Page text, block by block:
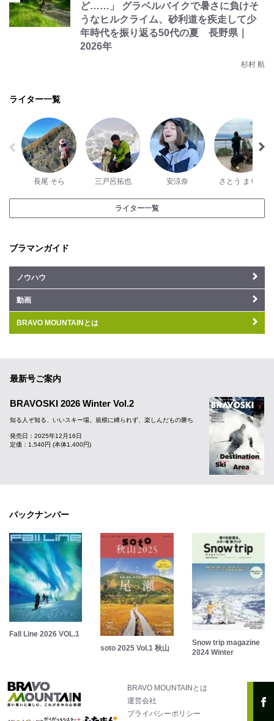
ど……」 グラベルバイクで暑さに負けそ
うなヒルクライム、砂利道を疾走して少
年時代を振り返る50代の夏 長野県｜
2026年
杉村 航
ライター一覧
長尾 そら 三戸呂拓也 安涼奈 さとう まちこ
ライター一覧
ブラマンガイド
ノウハウ
動画
BRAVO MOUNTAINとは
最新号ご案内
BRAVOSKI 2026 Winter Vol.2
知る人ぞ知る、いいスキー場。規模に縛られず、楽しんだもの勝ち
発売日：2025年12月16日
定価：1,540円 (本体1,400円)
バックナンバー
Fall Line 2026 VOL.1
soto 2025 Vol.1 秋山
Snow trip magazine
2024 Winter
BRAVO MOUNTAINとは
運営会社
プライバシーポリシー